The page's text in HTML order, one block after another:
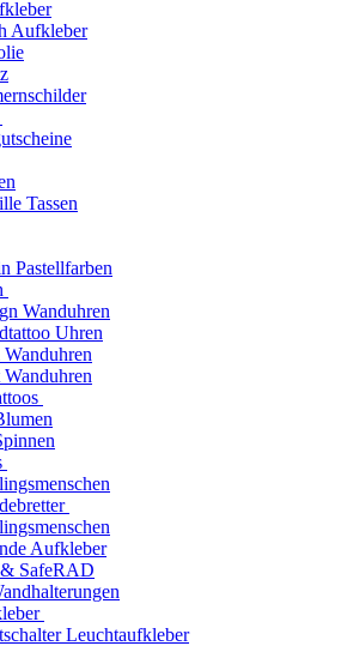
Aufkleber
Tassen
Pastellfarben
Wanduhren
Uhren
Aufkleber
SafeRAD
Leuchtaufkleber